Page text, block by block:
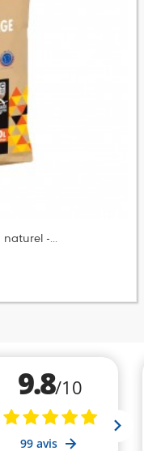
naturel -...